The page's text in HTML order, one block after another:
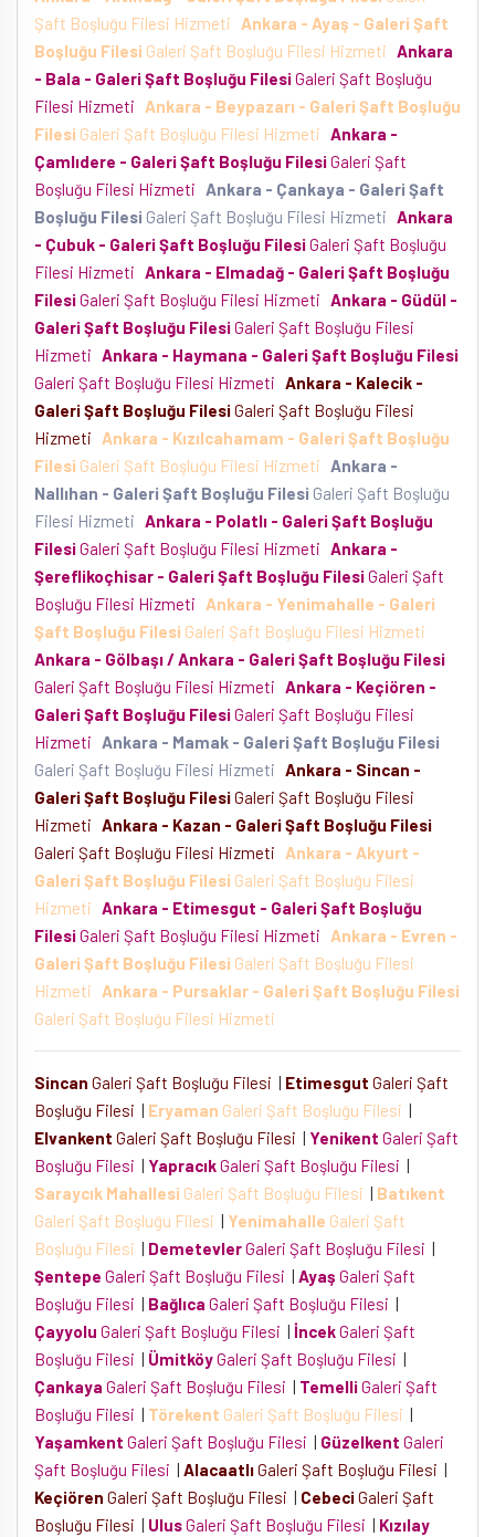
Şaft Boşluğu Filesi Hizmeti
Ankara - Ayaş - Galeri Şaft
Boşluğu Filesi Galeri Şaft Boşluğu Filesi Hizmeti Ankara
- Bala - Galeri Şaft Boşluğu FilesiGaleri Şaft Boşluğu
Filesi Hizmeti
Ankara - Beypazarı - Galeri Şaft Boşluğu
Filesi Galeri Şaft Boşluğu Filesi Hizmeti Ankara -
Çamlıdere - Galeri Şaft Boşluğu FilesiGaleri Şaft
Boşluğu Filesi Hizmeti Ankara - Çankaya - Galeri Şaft
Boşluğu Filesi Galeri Şaft Boşluğu Filesi Hizmeti Ankara
- Çubuk - Galeri Şaft Boşluğu FilesiGaleri Şaft Boşluğu
Filesi Hizmeti Ankara - Elmadağ - Galeri Şaft Boşluğu
FilesiGaleri Şaft Boşluğu Filesi Hizmeti Ankara - Güdül -
Galeri Şaft Boşluğu FilesiGaleri Şaft Boşluğu Filesi
Hizmeti Ankara - Haymana - Galeri Şaft Boşluğu Filesi
Galeri Şaft Boşluğu Filesi Hizmeti Ankara - Kalecik -
Galeri Şaft Boşluğu FilesiGaleri Şaft Boşluğu Filesi
Hizmeti
Ankara - Kızılcahamam - Galeri Şaft Boşluğu
Filesi Galeri Şaft Boşluğu Filesi Hizmeti Ankara -
Nallıhan - Galeri Şaft Boşluğu Filesi Galeri Şaft Boşluğu
Filesi Hizmeti Ankara - Polatlı - Galeri Şaft Boşluğu
FilesiGaleri Şaft Boşluğu Filesi Hizmeti Ankara -
Şereflikoçhisar - Galeri Şaft Boşluğu FilesiGaleri Şaft
Boşluğu Filesi Hizmeti
Ankara - Yenimahalle - Galeri
Şaft Boşluğu Filesi Galeri Şaft Boşluğu Filesi Hizmeti
Ankara - Gölbaşı / Ankara - Galeri Şaft Boşluğu Filesi
Galeri Şaft Boşluğu Filesi Hizmeti Ankara - Keçiören -
Galeri Şaft Boşluğu FilesiGaleri Şaft Boşluğu Filesi
Hizmeti Ankara - Mamak - Galeri Şaft Boşluğu Filesi
Galeri Şaft Boşluğu Filesi Hizmeti Ankara - Sincan -
Galeri Şaft Boşluğu FilesiGaleri Şaft Boşluğu Filesi
Hizmeti Ankara - Kazan - Galeri Şaft Boşluğu Filesi
Galeri Şaft Boşluğu Filesi Hizmeti
Ankara - Akyurt -
Galeri Şaft Boşluğu Filesi Galeri Şaft Boşluğu Filesi
Hizmeti Ankara - Etimesgut - Galeri Şaft Boşluğu
FilesiGaleri Şaft Boşluğu Filesi Hizmeti
Ankara - Evren -
Galeri Şaft Boşluğu Filesi Galeri Şaft Boşluğu Filesi
Hizmeti
Ankara - Pursaklar - Galeri Şaft Boşluğu Filesi
Galeri Şaft Boşluğu Filesi Hizmeti
Sincan Galeri Şaft Boşluğu Filesi | Etimesgut Galeri Şaft
Boşluğu Filesi | Eryaman Galeri Şaft Boşluğu Filesi |
Elvankent Galeri Şaft Boşluğu Filesi | Yenikent Galeri Şaft
Boşluğu Filesi | YapracıkGaleri Şaft Boşluğu Filesi |
Saraycık Mahallesi Galeri Şaft Boşluğu Filesi | Batıkent
Galeri Şaft Boşluğu Filesi | Yenimahalle Galeri Şaft
Boşluğu Filesi | DemetevlerGaleri Şaft Boşluğu Filesi |
Şentepe Galeri Şaft Boşluğu Filesi | Ayaş Galeri Şaft
Boşluğu Filesi | Bağlıca Galeri Şaft Boşluğu Filesi |
Çayyolu Galeri Şaft Boşluğu Filesi | İncekGaleri Şaft
Boşluğu Filesi | ÜmitköyGaleri Şaft Boşluğu Filesi |
Çankaya Galeri Şaft Boşluğu Filesi | TemelliGaleri Şaft
Boşluğu Filesi | Törekent Galeri Şaft Boşluğu Filesi |
Yaşamkent Galeri Şaft Boşluğu Filesi | Güzelkent Galeri
Şaft Boşluğu Filesi | AlacaatlıGaleri Şaft Boşluğu Filesi |
Keçiören Galeri Şaft Boşluğu Filesi | CebeciGaleri Şaft
Boşluğu Filesi | UlusGaleri Şaft Boşluğu Filesi | Kızılay